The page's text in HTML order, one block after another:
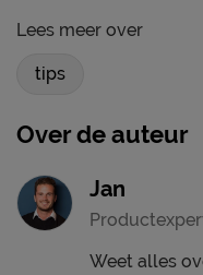
Lees meer over
tips
Over de auteur
Jan
Weet alles